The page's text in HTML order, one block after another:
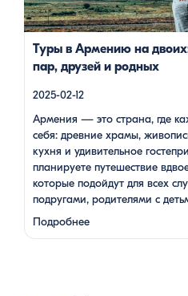
возрасте. Какой тур выбрать
Туры в Армению на
пар, друзей и родных
2025-02-12
Армения — это страна, где
себя: древние храмы,
кухня и удивительное
планируете путешествие
которые подойдут для всех
подругами, родителями с
супругами в возрасте. Какой
путешествия вдвоем? 1. …
Подробнее